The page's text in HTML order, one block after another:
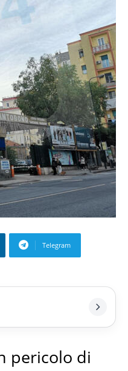
Telegram
pericolo di